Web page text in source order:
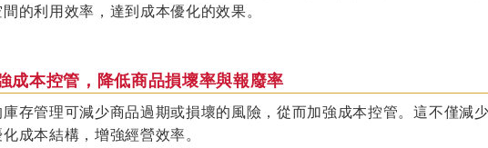
的利用效率，達到成本優化的效果。
成本控管，降低商品損壞率與報廢率
庫存管理可減少商品過期或損壞的風險，從而加強成本控管。這不僅減
成本結構，增強經營效率。